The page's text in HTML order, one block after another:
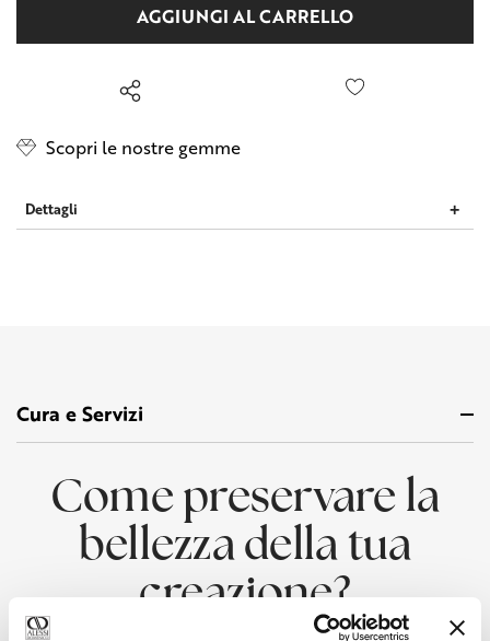
only
Scopri le nostre gemme
Dettagli
Cura e Servizi
Come preservare la
bellezza della tua
creazione?